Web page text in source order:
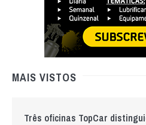
MAIS VISTOS
Três oficinas TopCar